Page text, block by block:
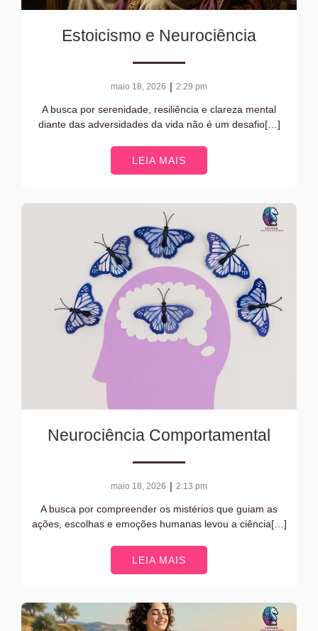
Estoicismo e Neurociência
maio 18, 2026 | 2:29 pm
A busca por serenidade, resiliência e clareza mental
diante das adversidades da vida não é um desafio[…]
LEIA MAIS
Neurociência Comportamental
maio 18, 2026 | 2:13 pm
A busca por compreender os mistérios que guiam as
ações, escolhas e emoções humanas levou a ciência[…]
LEIA MAIS